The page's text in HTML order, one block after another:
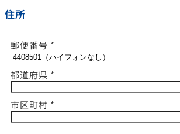
住所
郵便番号 *
都道府県 *
市区町村 *